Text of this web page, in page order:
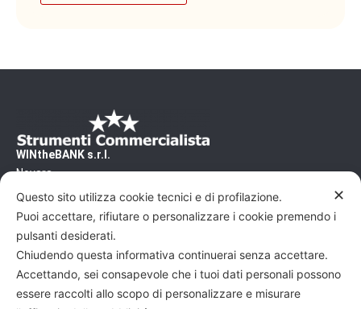
WINtheBANK s.r.l.
Novara
CF/PI 02500460031 - REA/NO 240200
Capitale Sociale: 10'000€
Pec: wtb@pec.it
Commercialista, vuoi scoprire altri articoli su
come dialogare al meglio con gli imprenditori ?
✕
Questo sito utilizza cookie tecnici e di profilazione.
Puoi accettare, rifiutare o personalizzare i cookie premendo i
pulsanti desiderati.
Chiudendo questa informativa continuerai senza accettare.
Accettando, sei consapevole che i tuoi dati personali possono
essere raccolti allo scopo di personalizzare e misurare